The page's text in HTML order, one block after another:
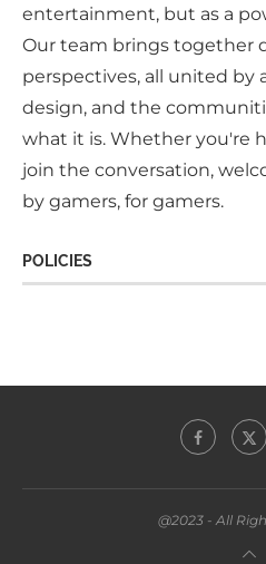
entertainment, but as a
Our team brings together
perspectives, all united by
design, and the
what it is. Whether you're
join the conversation,
by gamers, for gamers.
POLICIES
@2023 - All